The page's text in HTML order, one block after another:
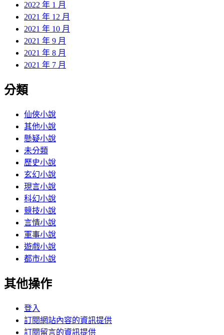
2022 年 1 月
2021 年 12 月
2021 年 10 月
2021 年 9 月
2021 年 8 月
2021 年 7 月
分類
仙俠小說
其他小說
懸疑小說
未分類
歷史小說
玄幻小說
現言小說
科幻小說
競技小說
言情小說
軍事小說
遊戲小說
都市小說
其他操作
登入
訂閱網站內容的資訊提供
訂閱留言的資訊提供